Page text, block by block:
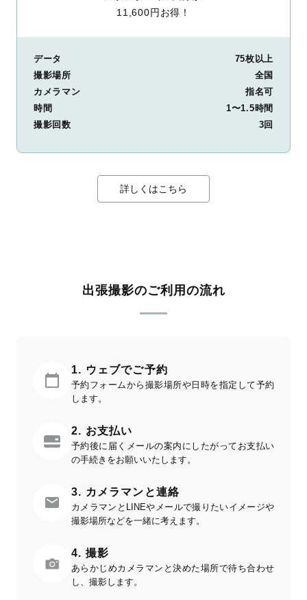
11,600円お得！
データ
75枚以上
撮影場所
全国
カメラマン
指名可
時間
1〜1.5時間
撮影回数
3回
詳しくはこちら
出張撮影のご利用の流れ
1. ウェブでご予約
予約フォームから撮影場所や日時を指定して予約
します。
2. お支払い
予約後に届くメールの案内にしたがってお支払い
の手続きをお願いいたします。
3. カメラマンと連絡
カメラマンとLINEやメールで撮りたいイメージや
撮影場所などを一緒に考えます。
4. 撮影
あらかじめカメラマンと決めた場所で待ち合わせ
し、撮影します。